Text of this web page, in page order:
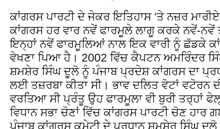
ਕਾਂਗਰਸ ਪਾਰਟੀ ਦੇ ਜੇਕਰ ਇਤਿਹਾਸ ‘ਤੇ ਨਜ਼ਰ
ਕਾਂਗਰਸ ਹਰ ਵਾਰ ਨਵੇਂ ਫਾਰਮੂਲੇ ਲਾਗੂ ਕਰਕੇ ਨਵੇਂ-
ਇਨ੍ਹਾਂ ਨਵੇਂ ਫਾਰਮੂਲਿਆਂ ਨਾਲ ਇਕ ਵਾਰੀ ਨੂੰ ਛੱਡਕੇ
ਵੇਖਣਾ ਪਿਆ ਹੈ। 2002 ਵਿੱਚ ਕੈਪਟਨ ਅਮਰਿੰਦਰ
ਸ਼ਮਸ਼ੇਰ ਸਿੰਘ ਦੂਲੋ ਨੂੰ ਪੰਜਾਬ ਪ੍ਰਦੇਸ਼ ਕਾਂਗਰਸ ਦਾ
ਲਈ ਤਜ਼ਰਬਾ ਕੀਤਾ ਸੀ। ਭਾਵ ਦਲਿਤ ਵੋਟਾਂ ਵਟੋਰਨ
ਵਰਤਿਆ ਸੀ ਪ੍ਰੰਤੂ ਉਹ ਫਾਰਮੂਲਾ ਵੀ ਬੁਰੀ ਤਰ੍ਹਾਂ
ਵਿਧਾਨ ਸਭਾ ਚੋਣਾਂ ਵਿੱਚ ਕਾਂਗਰਸ ਪਾਰਟੀ ਚੋਣ
ਪੰਜਾਬ ਕਾਂਗਰਸ ਕਮੇਟੀ ਦੇ ਪ੍ਰਧਾਨ ਸ਼ਮਸ਼ੇਰ ਸਿੰਘ